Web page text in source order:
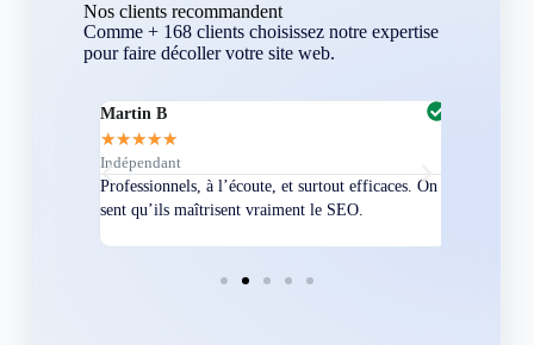
Nos clients recommandent
Comme + 168 clients choisissez notre expertise
pour faire décoller votre site web.
Martin B
★★★★★
Indépendant
Professionnels, à l’écoute, et surtout efficaces. On
sent qu’ils maîtrisent vraiment le SEO.